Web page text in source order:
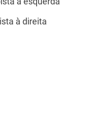
à direita